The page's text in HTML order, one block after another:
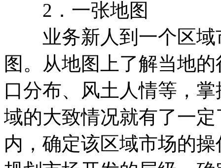
2．一张地图
业务新人到一个区域
图。从地图上了解当地
口分布、风土人情等，
域的大致情况就有了一
内，确定该区域市场的